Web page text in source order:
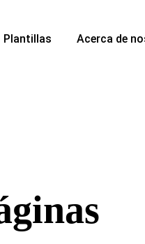
Plantillas Acerca de